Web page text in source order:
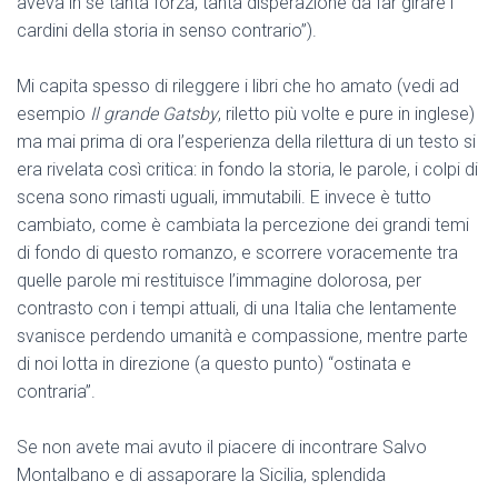
cardini della storia in senso contrario”).
Mi capita spesso di rileggere i libri che ho amato (vedi ad
esempio Il grande Gatsby, riletto più volte e pure in inglese)
ma mai prima di ora l’esperienza della rilettura di un testo si
era rivelata così critica: in fondo la storia, le parole, i colpi di
scena sono rimasti uguali, immutabili. E invece è tutto
cambiato, come è cambiata la percezione dei grandi temi
di fondo di questo romanzo, e scorrere voracemente tra
quelle parole mi restituisce l’immagine dolorosa, per
contrasto con i tempi attuali, di una Italia che lentamente
svanisce perdendo umanità e compassione, mentre parte
di noi lotta in direzione (a questo punto) “ostinata e
contraria”.
Se non avete mai avuto il piacere di incontrare Salvo
Montalbano e di assaporare la Sicilia, splendida